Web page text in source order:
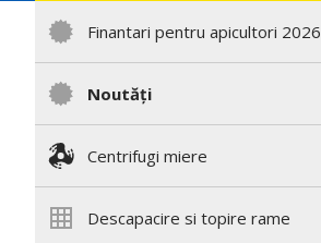
Finantari pentru apicultori 2026
Noutăți
Centrifugi miere
Descapacire si topire rame